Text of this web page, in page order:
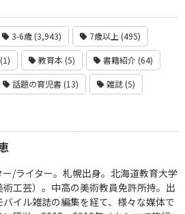
3-6歳 (3,943) 7歳以上 (495)
教育本 (5) 書籍紹介 (64)
話題の育児書 (13) 雑誌 (5)
ー/ライター。札幌出身。北海道教育大学
術工芸）。中高の美術教員免許所持。出
バイル雑誌の編集を経て、様々な媒体で